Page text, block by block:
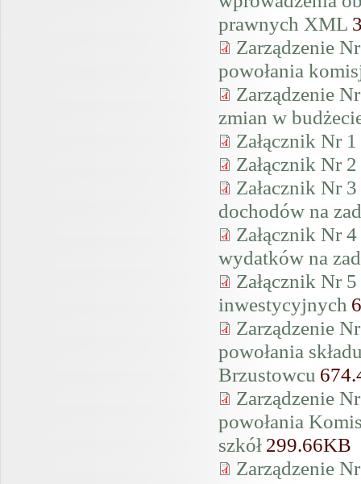
prawnych XML
Zarządzenie
powołania
Zarządzenie
zmian w
Załącznik Nr
Załącznik Nr
Załacznik Nr
dochodów na
Załącznik Nr
wydatków na
Załącznik Nr
inwestycyjnych
Zarządzenie
powołania
Brzustowcu
Zarządzenie
powołania
szkół 299.66KB
Zarządzenie